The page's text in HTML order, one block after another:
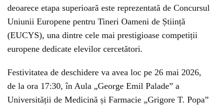
deoarece etapa superioară este reprezentată de Concursul
Uniunii Europene pentru Tineri Oameni de Știință
(EUCYS), una dintre cele mai prestigioase competiții
europene dedicate elevilor cercetători.
Festivitatea de deschidere va avea loc pe 26 mai 2026,
de la ora 17:30, în Aula „George Emil Palade” a
Universității de Medicină și Farmacie „Grigore T. Popa”